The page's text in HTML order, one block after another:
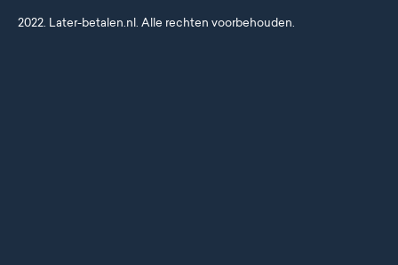
2022. Later-betalen.nl. Alle rechten voorbehouden.